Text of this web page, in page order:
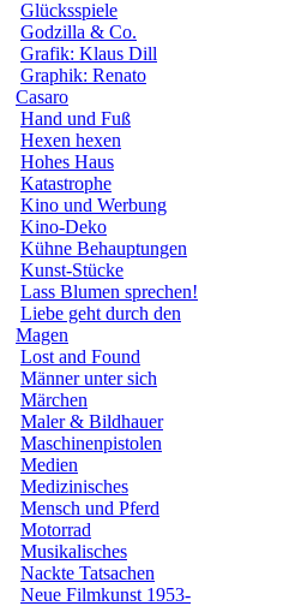
Glücksspiele
Godzilla & Co.
Grafik: Klaus Dill
Graphik: Renato
Casaro
Hand und Fuß
Hexen hexen
Hohes Haus
Katastrophe
Kino und Werbung
Kino-Deko
Kühne Behauptungen
Kunst-Stücke
Lass Blumen sprechen!
Liebe geht durch den
Magen
Lost and Found
Männer unter sich
Märchen
Maler & Bildhauer
Maschinenpistolen
Medien
Medizinisches
Mensch und Pferd
Motorrad
Musikalisches
Nackte Tatsachen
Neue Filmkunst 1953-